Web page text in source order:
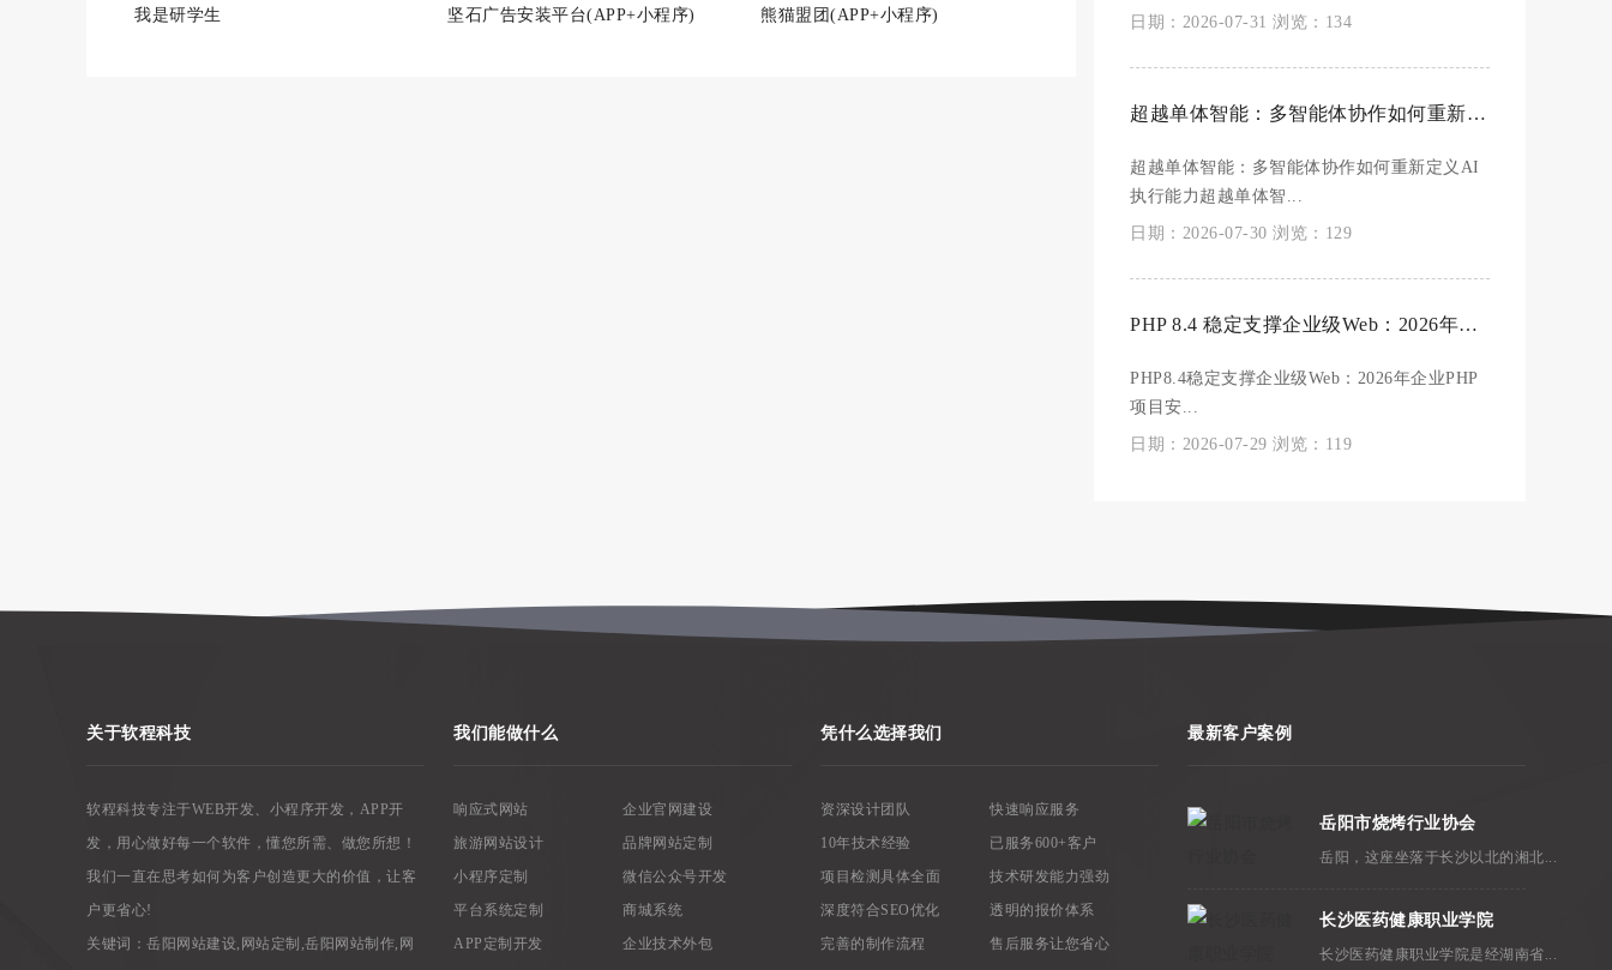
我是研学生 坚石广告安装平台(APP+小程序) 熊猫盟团(APP+小程序) 日期：2026-07-31 浏览：134
超越单体智能：多智能体协作如何重新定义AI执行能力
超越单体智能：多智能体协作如何重新定义AI
执行能力超越单体智...
日期：2026-07-30 浏览：129
PHP 8.4 稳定支撑企业级Web：2026年企业PHP项目安全与性能实践指南
PHP8.4稳定支撑企业级Web：2026年企业PHP
项目安...
日期：2026-07-29 浏览：119
关于软程科技
软程科技专注于WEB开发、小程序开发，APP开
发，用心做好每一个软件，懂您所需、做您所想！
我们一直在思考如何为客户创造更大的价值，让客
户更省心!
关键词： 岳阳网站建设, 网站定制 ,岳阳网站制作, 网
我们能做什么
响应式网站
企业官网建设
旅游网站设计
品牌网站定制
小程序定制
微信公众号开发
平台系统定制
商城系统
APP定制开发
企业技术外包
凭什么选择我们
资深设计团队
快速响应服务
10年技术经验
已服务600+客户
项目检测具体全面
技术研发能力强劲
深度符合SEO优化
透明的报价体系
完善的制作流程
售后服务让您省心
最新客户案例
岳阳市烧烤行业协会
岳阳，这座坐落于长沙以北的湘北...
长沙医药健康职业学院
长沙医药健康职业学院是经湖南省...